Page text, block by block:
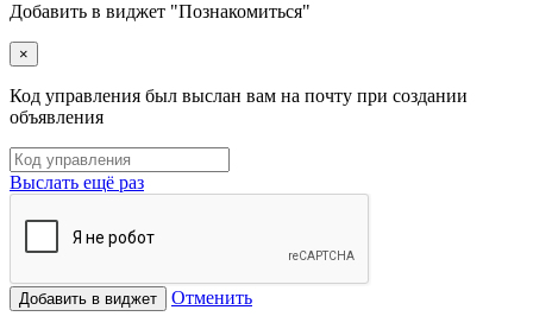
Добавить в виджет "Познакомиться"
×
Код управления был выслан вам на почту при создании
объявления
Выслать ещё раз
Добавить в виджет Отменить